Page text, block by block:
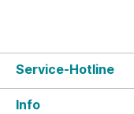
Service-Hotline
Info